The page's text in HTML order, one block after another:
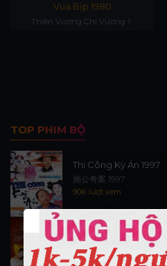
Vua Bịp 1980
Thiên Vương Chi Vương 1
TOP PHIM BỘ
Thi Công Kỳ Án 1997
施公奇案 1997
90K lượt xem
Thần Tài Đến 1999
Thần Tài Truyền Kỳ 1999
16.5K lượt xem